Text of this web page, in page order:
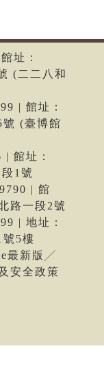
址：
(二二八和
| 館址：
號 (臺博館
館址：
1號
| 館
路一段2號
| 地址：
5樓
最新版╱
安全政策